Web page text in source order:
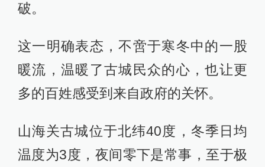
破。
这一明确表态，不啻于寒冬中的一股
暖流，温暖了古城民众的心，也让更
多的百姓感受到来自政府的关怀。
山海关古城位于北纬40度，冬季日均
温度为3度，夜间零下是常事，至于极